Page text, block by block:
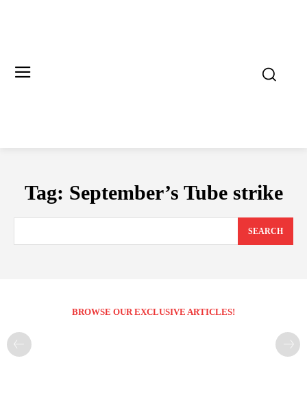
Tag: September’s Tube strike
SEARCH
BROWSE OUR EXCLUSIVE ARTICLES!